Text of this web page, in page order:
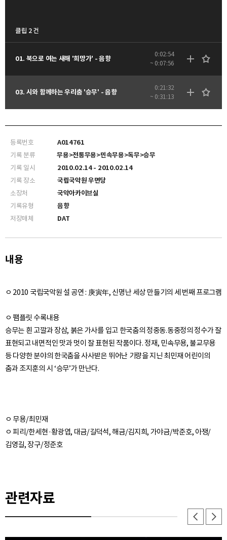
클립 2 건
01. 북으로 여는 새해 '희망가' - 음향
0:02:54
~ 0:07:56
03. 시와 함께하는 우리춤 '승무' - 음향
0:21:32
~ 0:31:13
등록번호
A014761
기록 분류
무용>전통무용>민속무용>독무>승무
기록 일시
2010.02.14 - 2010.02.14
기록 장소
국립국악원 우면당
소장처
국악아카이브실
기록유형
음향
저장매체
DAT
내용
ㅇ 2010 국립국악원 설 공연 : 庚寅年, 신명난 세상 만들기의 세 번째 프로그램
ㅇ 팸플릿 수록내용
승무는 흰 고깔과 장삼, 붉은 가사를 입고 한국춤의 정중동.동중정의 정수가 잘
표현되고 내면적인 맛과 멋이 잘 표현된 작품이다. 정재, 민속무용, 불교무용
등 다양한 분야의 한국춤을 사사받은 뛰어난 기량을 지닌 최민재 어린이의
춤과 조지훈의 시 ‘승무’가 만난다.
ㅇ 무용/최민재
ㅇ 피리/한세현·황광엽, 대금/길덕석, 해금/김지희, 가야금/박준호, 아쟁/
김영길, 장구/정준호
관련자료